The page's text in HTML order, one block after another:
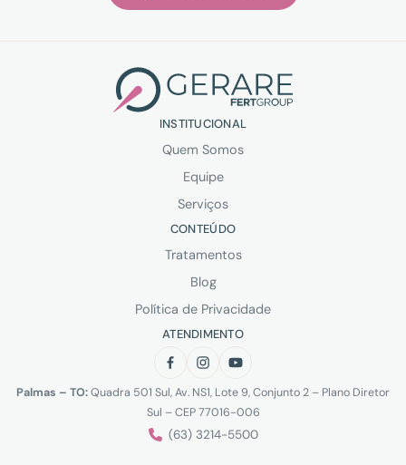
INSTITUCIONAL
Quem Somos
Equipe
Serviços
CONTEÚDO
Tratamentos
Blog
Política de Privacidade
ATENDIMENTO
Palmas – TO:Quadra 501 Sul, Av. NS1, Lote 9, Conjunto 2 – Plano Diretor
Sul – CEP 77016-006
(63) 3214-5500